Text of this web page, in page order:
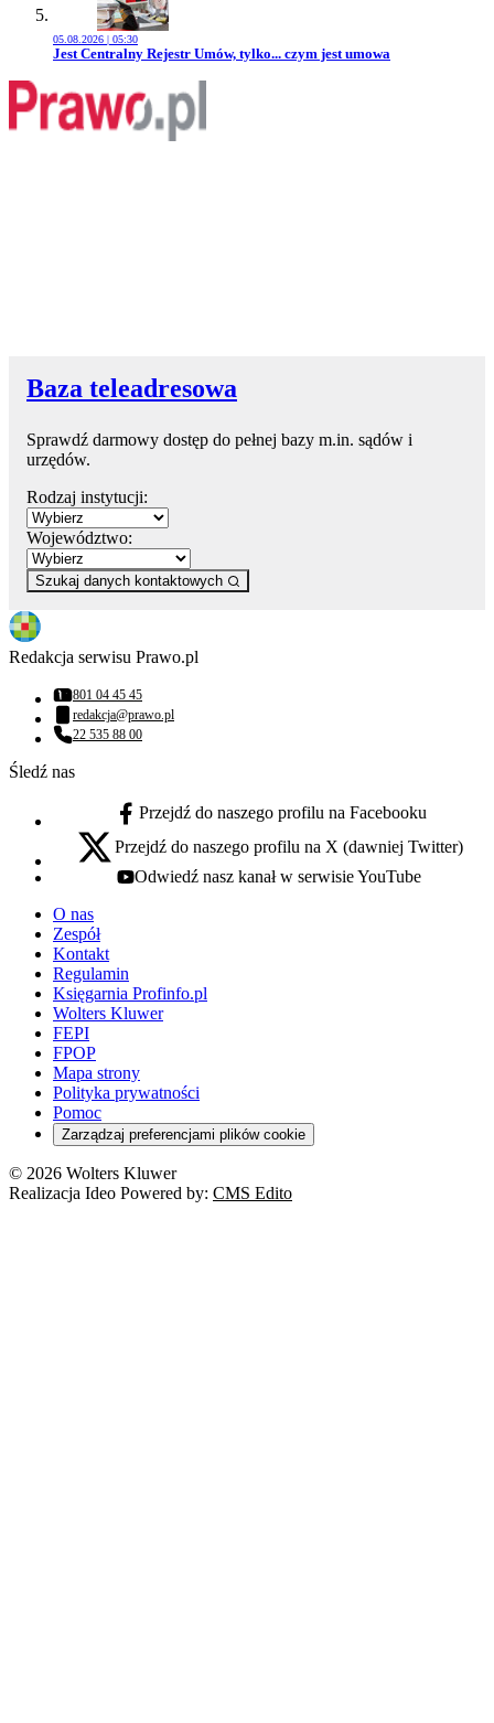
05.08.2026 | 05:30
Przejdź do artykułu:
Jest Centralny Rejestr Umów, tylko... czym jest umowa
Baza teleadresowa
Sprawdź darmowy dostęp do pełnej bazy m.in. sądów i
urzędów.
Rodzaj instytucji:
Województwo:
Szukaj danych kontaktowych
Redakcja serwisu Prawo.pl
Numer telefonu:
801 04 45 45
Adres email:
redakcja@prawo.pl
Numer telefonu:
22 535 88 00
Śledź nas
facebook - otwiera się w nowej karcie
Przejdź do naszego profilu na Facebooku
x - otwiera się w nowej karcie
Przejdź do naszego profilu na X (dawniej Twitter)
youtube - otwiera się w nowej karcie
Odwiedź nasz kanał w serwisie YouTube
O nas
Zespół
Kontakt
Regulamin
Księgarnia Profinfo.pl
Wolters Kluwer
FEPI
FPOP
Mapa strony
Polityka prywatności
Pomoc
Zarządzaj preferencjami plików cookie
© 2026 Wolters Kluwer
Realizacja Ideo Powered by: CMS Edito